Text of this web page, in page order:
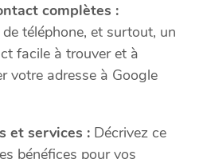
complètes :
téléphone, et surtout, un
facile à trouver et à
votre adresse à Google
et services : Décrivez ce
bénéfices pour vos